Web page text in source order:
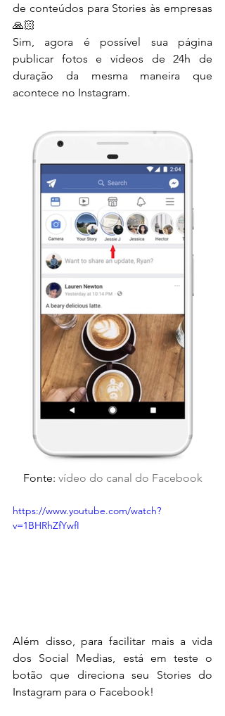
de conteúdos para Stories às empresas
🙏🏻
Sim, agora é possível sua página
publicar fotos e vídeos de 24h de
duração da mesma maneira que
acontece no Instagram.
Fonte: vídeo do canal do Facebook
https://www.youtube.com/watch?
v=1BHRhZfYwfI
Além disso, para facilitar mais a vida
dos Social Medias, está em teste o
botão que direciona seu Stories do
Instagram para o Facebook!